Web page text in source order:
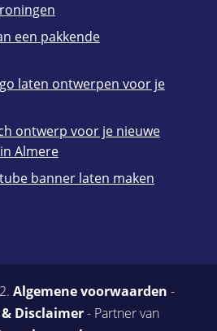
een pakkende
laten ontwerpen voor je
ontwerp voor je nieuwe
Almere
banner laten maken
Algemene voorwaarden -
Disclaimer- Partner van